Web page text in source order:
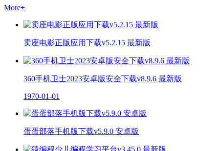
More+
卖座电影正版应用下载v5.2.15 最新版
360手机卫士2023安卓版安全下载v8.9.6 最新版
1970-01-01
蛋蛋部落手机版下载v5.9.0 安卓版